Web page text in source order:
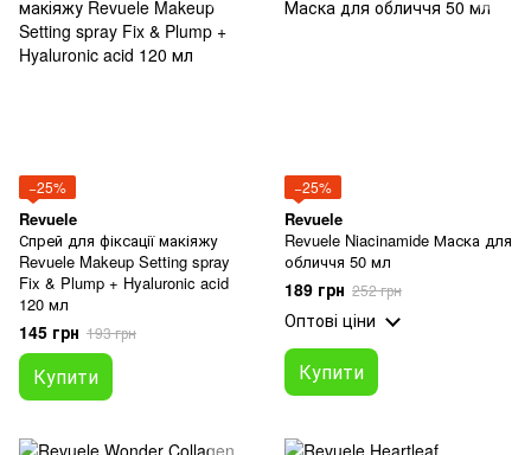
−25%
Revuele
Спрей для фіксації макіяжу
Revuele Makeup Setting spray
Fix & Plump + Hyaluronic acid
120 мл
145 грн 193 грн
Купити
−25%
Revuele
Revuele Niacinamide Маска для
обличчя 50 мл
189 грн 252 грн
Оптові ціни
Купити